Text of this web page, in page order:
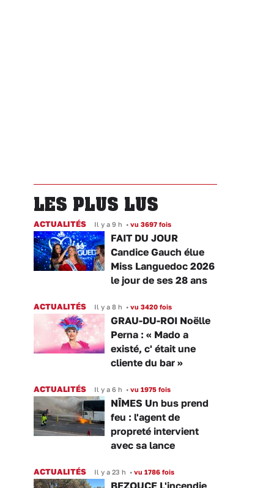
LES PLUS LUS
ACTUALITÉS Il y a 9 h • vu 3697 fois
FAIT DU JOUR
Candice Gauch élue
Miss Languedoc 2026
le jour de ses 28 ans
ACTUALITÉS Il y a 8 h • vu 3420 fois
GRAU-DU-ROI Noëlle
Perna : « Mado a
existé, c' était une
cliente du bar »
ACTUALITÉS Il y a 6 h • vu 1975 fois
NÎMES Un bus prend
feu : l'agent de
propreté intervient
avec sa lance
ACTUALITÉS Il y a 23 h • vu 1786 fois
BEZOUCE L'incendie